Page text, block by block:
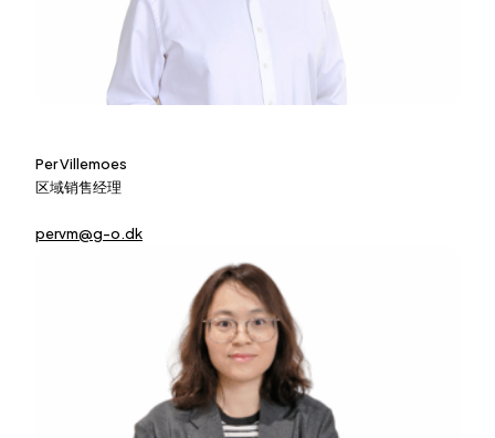
Per Villemoes
区域销售经理
pervm@g-o.dk